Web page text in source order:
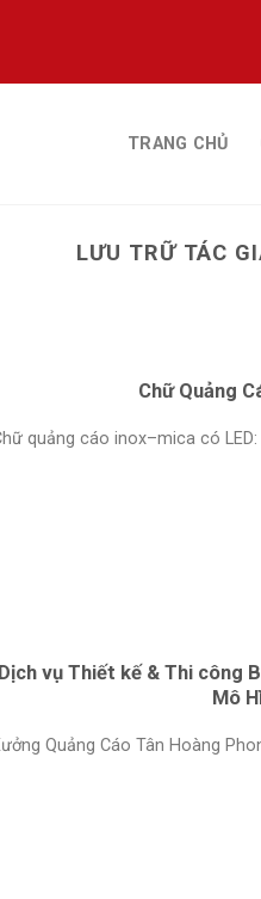
TRANG CHỦ
LƯU TRỮ TÁC
Chữ Quảng
quảng cáo inox–mica có
vụ Thiết kế & Thi công
Mô
Quảng Cáo Tân Hoàng